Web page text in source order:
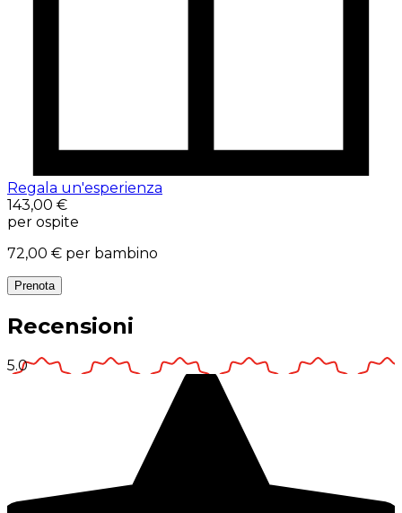
Regala un'esperienza
143,00 €
per ospite
72,00 € per bambino
Prenota
Recensioni
5.0